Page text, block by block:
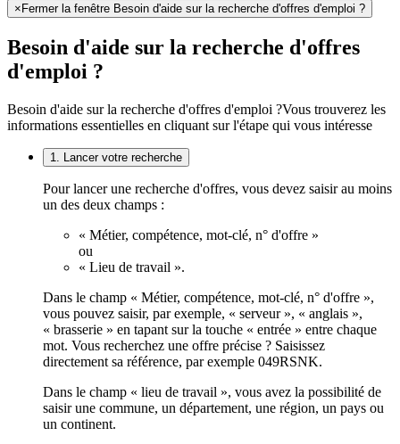
×Fermer la fenêtre Besoin d'aide sur la recherche d'offres d'emploi ?
Besoin d'aide sur la recherche d'offres
d'emploi ?
Besoin d'aide sur la recherche d'offres d'emploi ?Vous trouverez les
informations essentielles en cliquant sur l'étape qui vous intéresse
1. Lancer votre recherche
Pour lancer une recherche d'offres, vous devez saisir au moins
un des deux champs :
« Métier, compétence, mot-clé, n° d'offre »
ou
« Lieu de travail ».
Dans le champ « Métier, compétence, mot-clé, n° d'offre »,
vous pouvez saisir, par exemple, « serveur », « anglais »,
« brasserie » en tapant sur la touche « entrée » entre chaque
mot. Vous recherchez une offre précise ? Saisissez
directement sa référence, par exemple 049RSNK.
Dans le champ « lieu de travail », vous avez la possibilité de
saisir une commune, un département, une région, un pays ou
un continent.